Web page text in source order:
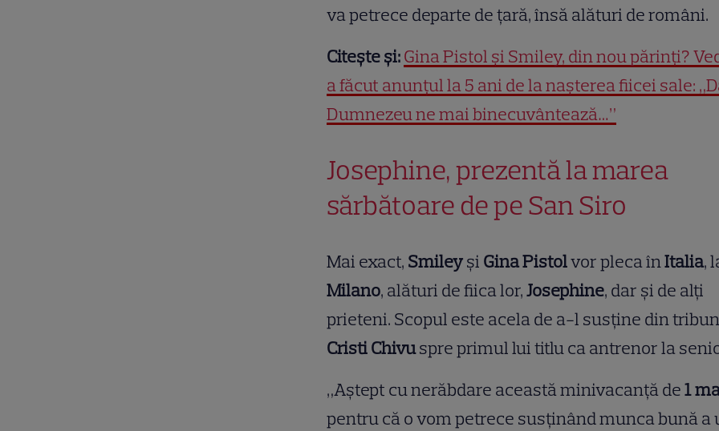
va petrece departe de țară, însă alături de români.
Citește și:Gina Pistol și Smiley, din nou părinți?
a făcut anunțul la 5 ani de la nașterea fiicei sale:
Dumnezeu ne mai binecuvântează…”
Josephine, prezentă la marea
sărbătoare de pe San Siro
Mai exact, Smileyși Gina Pistolvor pleca înItalia,
Milano, alături de fiica lor,Josephine, dar și de alți
prieteni. Scopul este acela de a-l susține din
Cristi Chivuspre primul lui titlu ca antrenor la
„Aștept cu nerăbdare această minivacanță de1
pentru că o vom petrece susținând munca bună a